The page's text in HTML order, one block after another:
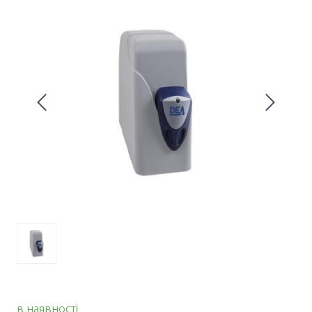
в наявності